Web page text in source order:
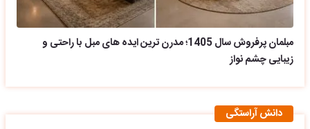
مبلمان پرفروش سال 1405؛ مدرن ترین ایده های مبل با راحتی و
زیبایی چشم نواز
دانش آراستگی